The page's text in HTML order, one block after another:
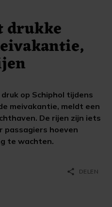
drukke
druk op Schiphol tijdens
meivakantie, meldt een
De rijen zijn iets
passagiers hoeven
te wachten.
share DELEN